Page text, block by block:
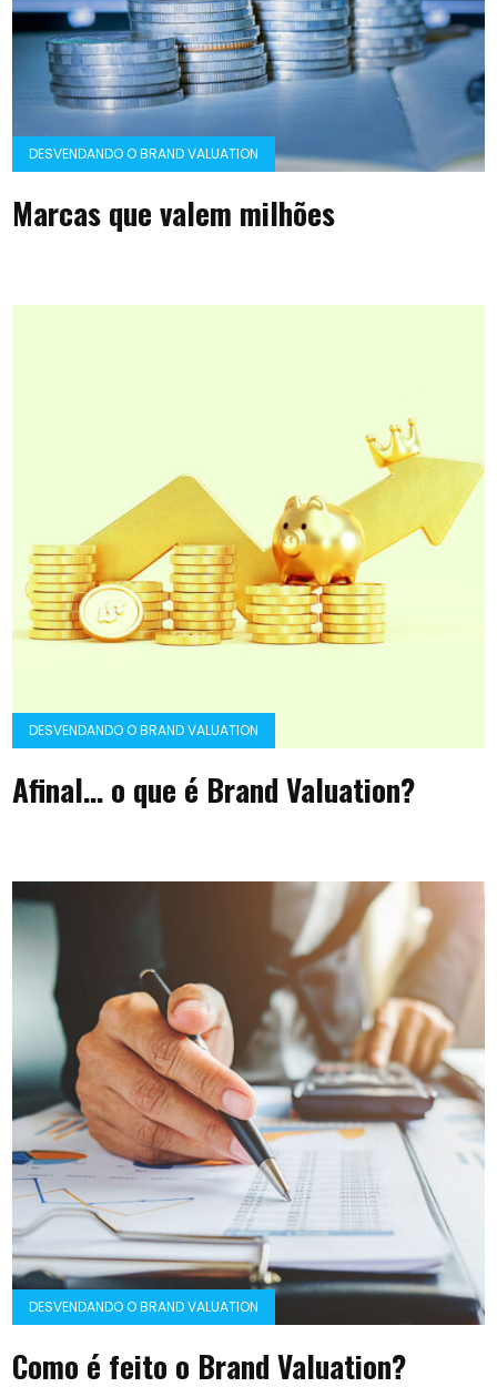
DESVENDANDO O BRAND VALUATION
Marcas que valem milhões
DESVENDANDO O BRAND VALUATION
Afinal… o que é Brand Valuation?
DESVENDANDO O BRAND VALUATION
Como é feito o Brand Valuation?